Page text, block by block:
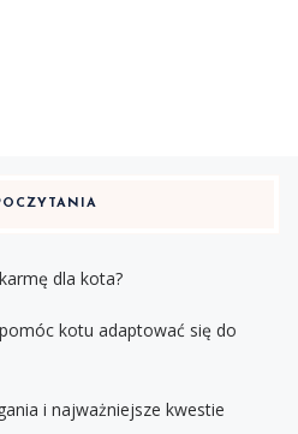
dla kota?
kotu adaptować się do
i najważniejsze kwestie